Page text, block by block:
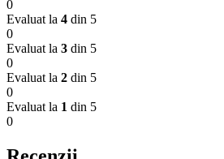
0
Evaluat la 4 din 5
0
Evaluat la 3 din 5
0
Evaluat la 2 din 5
0
Evaluat la 1 din 5
0